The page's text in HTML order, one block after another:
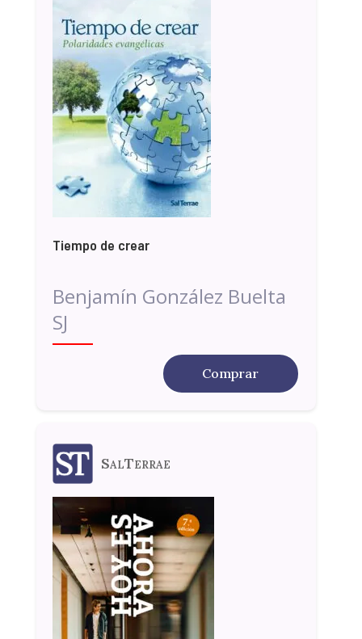
Tiempo de crear
Benjamín González Buelta
SJ
Comprar
SalTerrae